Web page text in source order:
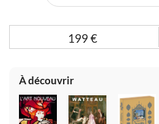
199€
À découvrir